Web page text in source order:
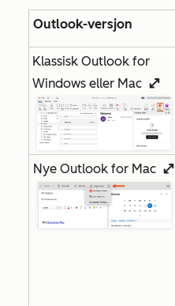
Outlook-versjon
Klassisk Outlook for
Windows eller Mac enlargeIcon
Nye Outlook for Mac enlargeIcon